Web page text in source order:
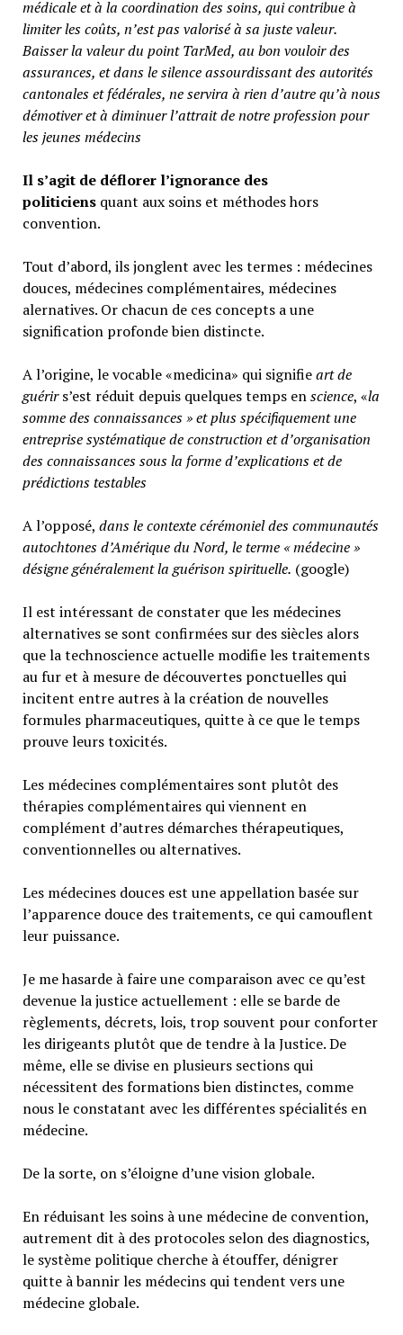
médicale et à la coordination des soins, qui contribue à
limiter les coûts, n’est pas valorisé à sa juste valeur.
Baisser la valeur du point TarMed, au bon vouloir des
assurances, et dans le silence assourdissant des autorités
cantonales et fédérales, ne servira à rien d’autre qu’à nous
démotiver et à diminuer l’attrait de notre profession pour
les jeunes médecins
Il s’agit de déflorer l’ignorance des
politiciensquant aux soins et méthodes hors
convention.
Tout d’abord, ils jonglent avec les termes : médecines
douces, médecines complémentaires, médecines
alernatives. Or chacun de ces concepts a une
signification profonde bien distincte.
A l’origine, le vocable «medicina» qui signifieart de
guérirs’est réduit depuis quelques temps enscience, «la
somme des connaissances » et plus spécifiquement une
entreprise systématique de construction et d’organisation
des connaissances sous la forme d’explications et de
prédictions testables
A l’opposé, dans le contexte cérémoniel des communautés
autochtones d’Amérique du Nord, le terme « médecine »
désigne généralementla guérison spirituelle. (google)
Il est intéressant de constater que les médecines
alternatives se sont confirmées sur des siècles alors
que la technoscience actuelle modifie les traitements
au fur et à mesure de découvertes ponctuelles qui
incitent entre autres à la création de nouvelles
formules pharmaceutiques, quitte à ce que le temps
prouve leurs toxicités.
Les médecines complémentaires sont plutôt des
thérapies complémentaires qui viennent en
complément d’autres démarches thérapeutiques,
conventionnelles ou alternatives.
Les médecines douces est une appellation basée sur
l’apparence douce des traitements, ce qui camouflent
leur puissance.
Je me hasarde à faire une comparaison avec ce qu’est
devenue la justice actuellement : elle se barde de
règlements, décrets, lois, trop souvent pour conforter
les dirigeants plutôt que de tendre à la Justice. De
même, elle se divise en plusieurs sections qui
nécessitent des formations bien distinctes, comme
nous le constatant avec les différentes spécialités en
médecine.
De la sorte, on s’éloigne d’une vision globale.
En réduisant les soins à une médecine de convention,
autrement dit à des protocoles selon des diagnostics,
le système politique cherche à étouffer, dénigrer
quitte à bannir les médecins qui tendent vers une
médecine globale.